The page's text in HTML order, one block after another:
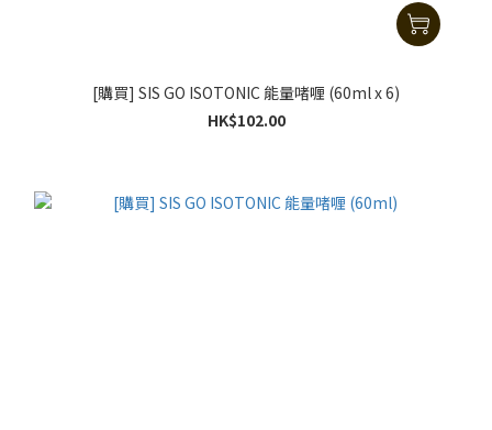
[購買] SIS GO ISOTONIC 能量啫喱 (60ml x 6)
HK$102.00